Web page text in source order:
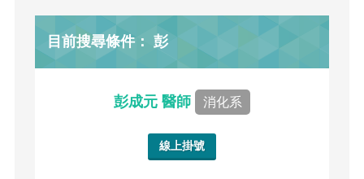
目前搜尋條件： 彭
彭成元 醫師 消化系
線上掛號